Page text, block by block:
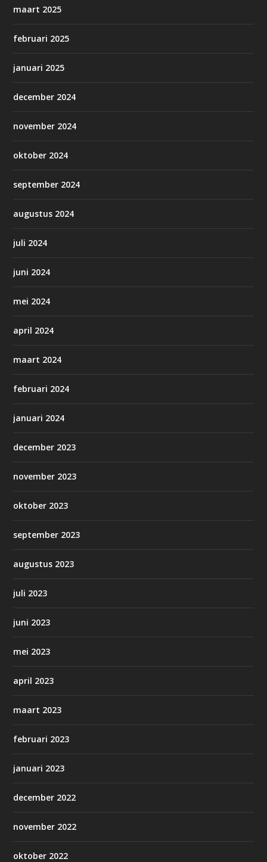
maart 2025
februari 2025
januari 2025
december 2024
november 2024
oktober 2024
september 2024
augustus 2024
juli 2024
juni 2024
mei 2024
april 2024
maart 2024
februari 2024
januari 2024
december 2023
november 2023
oktober 2023
september 2023
augustus 2023
juli 2023
juni 2023
mei 2023
april 2023
maart 2023
februari 2023
januari 2023
december 2022
november 2022
oktober 2022